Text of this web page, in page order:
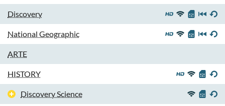
Discovery
National Geographic
ARTE
HISTORY
Discovery Science